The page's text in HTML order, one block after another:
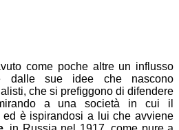
come poche altre un influsso
dalle sue idee che nascono
che si prefiggono di difendere
a una società in cui il
ed è ispirandosi a lui che avviene